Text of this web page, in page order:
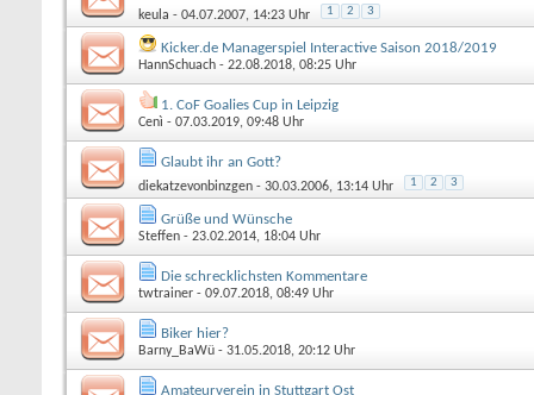
keula - 04.07.2007, 14:23 Uhr 1 2 3
Kicker.de Managerspiel Interactive Saison 2018/2019
HannSchuach - 22.08.2018, 08:25 Uhr
1. CoF Goalies Cup in Leipzig
Cenì - 07.03.2019, 09:48 Uhr
Glaubt ihr an Gott?
diekatzevonbinzgen - 30.03.2006, 13:14 Uhr 1 2 3
Grüße und Wünsche
Steffen - 23.02.2014, 18:04 Uhr
Die schrecklichsten Kommentare
twtrainer - 09.07.2018, 08:49 Uhr
Biker hier?
Barny_BaWü - 31.05.2018, 20:12 Uhr
Amateurverein in Stuttgart Ost